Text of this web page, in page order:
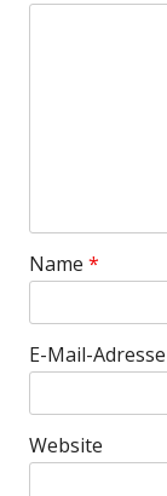
Name *
E-Mail-Adresse
Website